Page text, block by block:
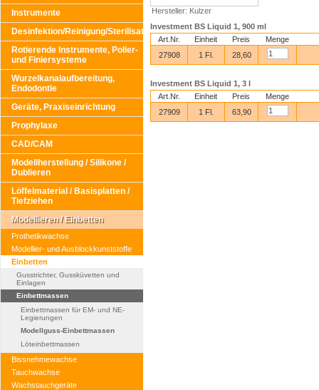
Instrumente
Desinfektion/Reinigung/Sterilisation
Rotierende Instrumente, Polier-
und Finiersysteme
Wurzelkanalaufbereitung,
Endodontie
Geräte, Praxiseinrichtung
Prophylaxe
CAD/CAM
Modellherstellung / Silikone /
Dublieren
Löffelmaterial / Basisplatten /
Tiefziehen
Modellieren / Einbetten
Prothetikwachse
Modellier- und Ausblockkunststoffe
Einbetten
Gusstrichter, Gussküvetten und
Einlagen
Einbettmassen
Einbettmassen für EM- und NE-
Legierungen
Modellguss-Einbettmassen
Löteinbettmassen
Bissnehmewachse
Tauchwachse
Wachstauchgeräte
Hersteller: Kulzer
Investment BS Liquid 1, 900 ml
Art.Nr.
Einheit Preis
Menge
27908
1 Fl. 28,60
Investment BS Liquid 1, 3 l
Art.Nr.
Einheit Preis
Menge
27909
1 Fl. 63,90